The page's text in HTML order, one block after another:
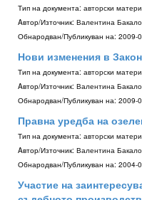
Тип на документа: авторски
Aвтор/Източник: Валентина
Обнародван/Публикуван на: 2009-
Нови изменения в
Тип на документа: авторски
Aвтор/Източник: Валентина
Обнародван/Публикуван на: 2009-
Правна уредба на
Тип на документа: авторски
Aвтор/Източник: Валентина
Обнародван/Публикуван на: 2004-
Участие на